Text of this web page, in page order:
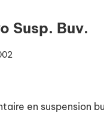
Susp. Buv.
en suspension